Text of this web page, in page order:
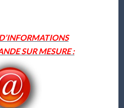
SUR MESURE :